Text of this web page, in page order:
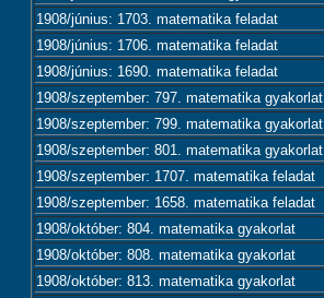
1908/június: 1703. matematika feladat
1908/június: 1706. matematika feladat
1908/június: 1690. matematika feladat
1908/szeptember: 797. matematika gyakorlat
1908/szeptember: 799. matematika gyakorlat
1908/szeptember: 801. matematika gyakorlat
1908/szeptember: 1707. matematika feladat
1908/szeptember: 1658. matematika feladat
1908/október: 804. matematika gyakorlat
1908/október: 808. matematika gyakorlat
1908/október: 813. matematika gyakorlat